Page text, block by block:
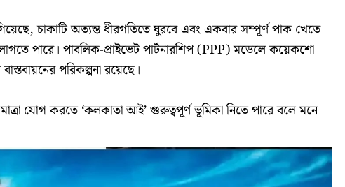
চাকাটি অত্যন্ত ধীরগতিতে ঘুরবে এবং একবার সম্পূর্ণ পাক খেতে
পারে। পাবলিক-প্রাইভেট পার্টনারশিপ (PPP) মডেলে কয়েকশো
পরিকল্পনা রয়েছে।
যোগ করতে ‘কলকাতা আই’ গুরুত্বপূর্ণ ভূমিকা নিতে পারে বলে মনে